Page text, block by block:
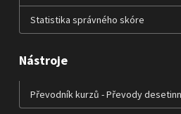
Statistika správného skóre
Nástroje
Převodník kurzů - Převody